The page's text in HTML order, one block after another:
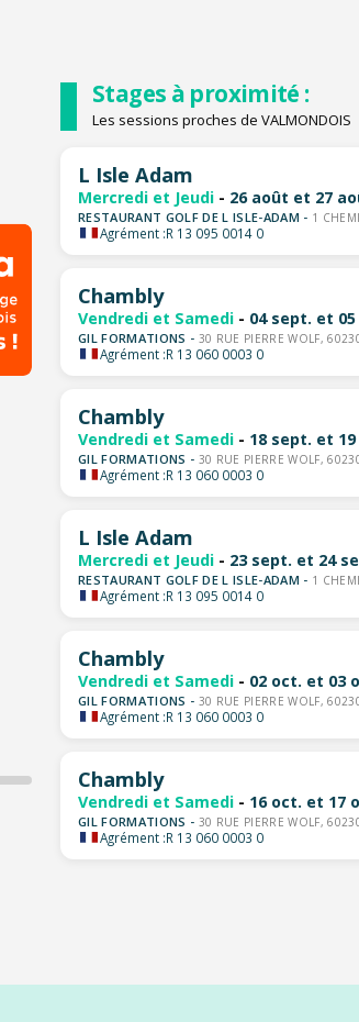
Stages à proximité :
Les sessions proches de VALMONDOIS
L Isle Adam
Mercredi et Jeudi - 26 août et 27
RESTAURANT GOLF DE L ISLE-ADAM - 1
Agrément :R 13 095 0014 0
Chambly
Vendredi et Samedi - 04 sept. et
GIL FORMATIONS - 30 RUE PIERRE WOLF,
Agrément :R 13 060 0003 0
Chambly
Vendredi et Samedi - 18 sept. et
GIL FORMATIONS - 30 RUE PIERRE WOLF,
Agrément :R 13 060 0003 0
L Isle Adam
Mercredi et Jeudi - 23 sept. et 24
RESTAURANT GOLF DE L ISLE-ADAM - 1
Agrément :R 13 095 0014 0
Chambly
Vendredi et Samedi - 02 oct. et 03
GIL FORMATIONS - 30 RUE PIERRE WOLF,
Agrément :R 13 060 0003 0
Chambly
Vendredi et Samedi - 16 oct. et 17
GIL FORMATIONS - 30 RUE PIERRE WOLF,
Agrément :R 13 060 0003 0